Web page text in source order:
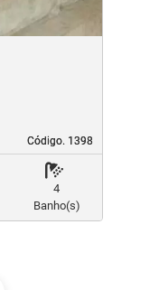
Código. 1398
Código. 1398
4
Banho(s)